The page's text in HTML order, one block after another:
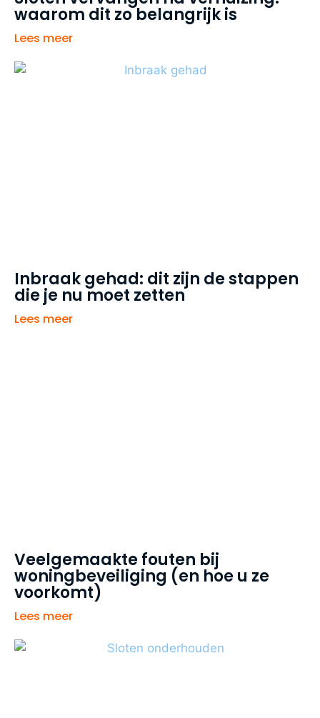
waarom dit zo belangrijk is
Lees meer
Inbraak gehad: dit zijn de stappen
die je nu moet zetten
Lees meer
Veelgemaakte fouten bij
woningbeveiliging (en hoe u ze
voorkomt)
Lees meer